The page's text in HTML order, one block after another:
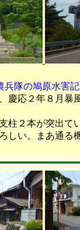
兵隊の鳩原水害
慶応２年８月
柱２本が突出て
しい。まあ通